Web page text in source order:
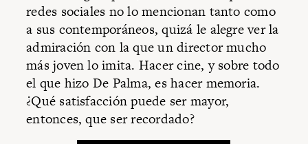
redes sociales no lo mencionan tanto como
a sus contemporáneos, quizá le alegre ver la
admiración con la que un director mucho
más joven lo imita. Hacer cine, y sobre todo
el que hizo De Palma, es hacer memoria.
¿Qué satisfacción puede ser mayor,
entonces, que ser recordado?